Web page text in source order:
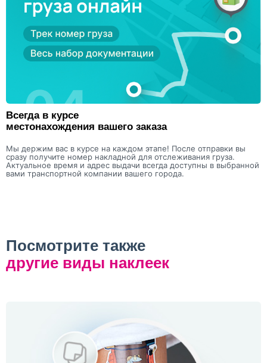
Всегда в курсе
местонахождения вашего заказа
Мы держим вас в курсе на каждом этапе! После отправки вы
сразу получите номер накладной для отслеживания груза.
Актуальное время и адрес выдачи всегда доступны в выбранной
вами транспортной компании вашего города.
Посмотрите также
другие виды наклеек